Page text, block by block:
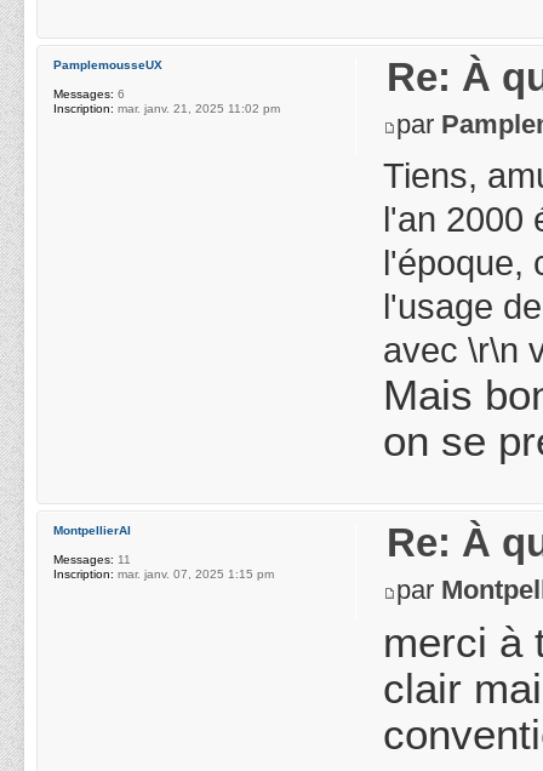
Re: À
par
Tiens,
l'an 2000
l'époque,
l'usage
avec \r\n
Mais
on se
PamplemousseUX
Messages: 6
Inscription: mar. janv. 21, 2025 11:02 pm
Re: À
par
merci à
clair
MontpellierAI
Messages: 11
Inscription: mar. janv. 07, 2025 1:15 pm